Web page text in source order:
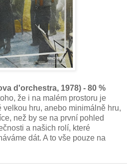
d'orchestra, 1978) - 80 %
že i na malém prostoru je
velkou hru, anebo minimálně hru,
než by se na první pohled
a našich rolí, které
dát. A to vše pouze na